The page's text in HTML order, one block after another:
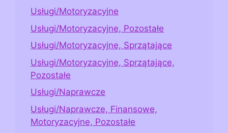
Usługi/Motoryzacyjne
Usługi/Motoryzacyjne, Pozostałe
Usługi/Motoryzacyjne, Sprzątające
Usługi/Motoryzacyjne, Sprzątające,
Pozostałe
Usługi/Naprawcze
Usługi/Naprawcze, Finansowe,
Motoryzacyjne, Pozostałe